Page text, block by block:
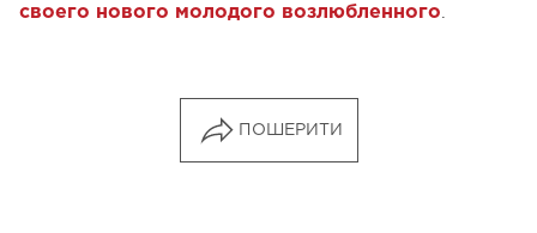
своего нового молодого возлюбленного.
ПОШЕРИТИ